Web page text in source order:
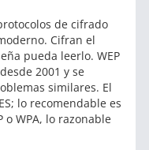
de cifrado
Cifran el
pueda leerlo. WEP
2001 y se
similares. El
lo recomendable es
o WPA, lo razonable